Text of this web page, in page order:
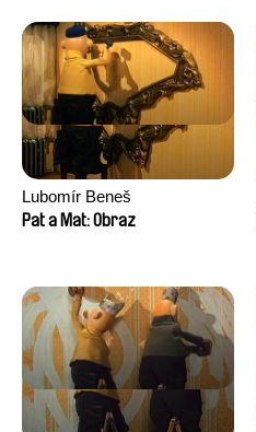
Lubomír Beneš
Pat a Mat: Obraz